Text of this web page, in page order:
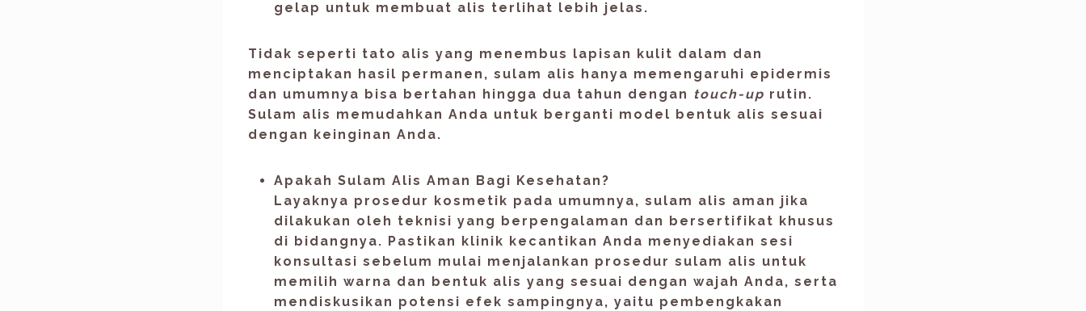
gelap untuk membuat alis terlihat lebih jelas.
Tidak seperti tato alis yang menembus lapisan kulit dalam dan
menciptakan hasil permanen, sulam alis hanya memengaruhi epidermis
dan umumnya bisa bertahan hingga dua tahun dengan touch-up rutin.
Sulam alis memudahkan Anda untuk berganti model bentuk alis sesuai
dengan keinginan Anda.
Apakah Sulam Alis Aman Bagi Kesehatan?
Layaknya prosedur kosmetik pada umumnya, sulam alis aman jika
dilakukan oleh teknisi yang berpengalaman dan bersertifikat khusus
di bidangnya. Pastikan klinik kecantikan Anda menyediakan sesi
konsultasi sebelum mulai menjalankan prosedur sulam alis untuk
memilih warna dan bentuk alis yang sesuai dengan wajah Anda, serta
mendiskusikan potensi efek sampingnya, yaitu pembengkakan